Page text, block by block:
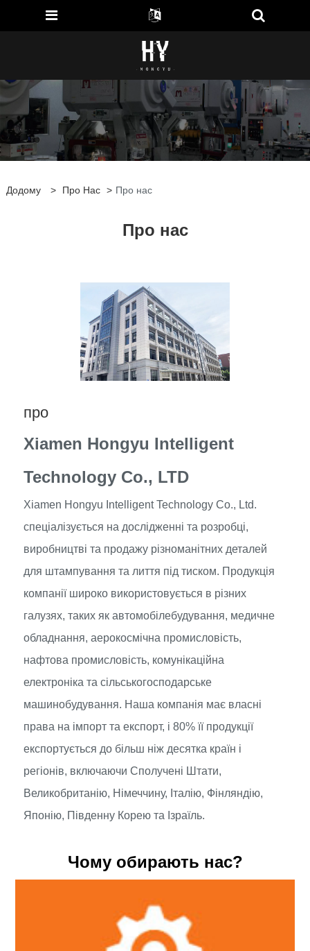
Додому > Про Нас > Про нас
Про нас
про
Xiamen Hongyu Intelligent
Technology Co., LTD
Xiamen Hongyu Intelligent Technology Co., Ltd.
спеціалізується на дослідженні та розробці,
виробництві та продажу різноманітних деталей
для штампування та лиття під тиском. Продукція
компанії широко використовується в різних
галузях, таких як автомобілебудування, медичне
обладнання, аерокосмічна промисловість,
нафтова промисловість, комунікаційна
електроніка та сільськогосподарське
машинобудування. Наша компанія має власні
права на імпорт та експорт, і 80% її продукції
експортується до більш ніж десятка країн і
регіонів, включаючи Сполучені Штати,
Великобританію, Німеччину, Італію, Фінляндію,
Японію, Південну Корею та Ізраїль.
Чому обирають нас?